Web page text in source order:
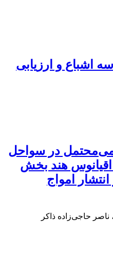
اشباع و ارزیابی
در سواحل
اقیانوس هند بخش
امواج